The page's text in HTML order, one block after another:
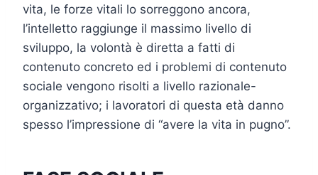
vita, le forze vitali lo sorreggono ancora,
l’intelletto raggiunge il massimo livello di
sviluppo, la volontà è diretta a fatti di
contenuto concreto ed i problemi di contenuto
sociale vengono risolti a livello razionale-
organizzativo; i lavoratori di questa età danno
spesso l’impressione di “avere la vita in pugno”.